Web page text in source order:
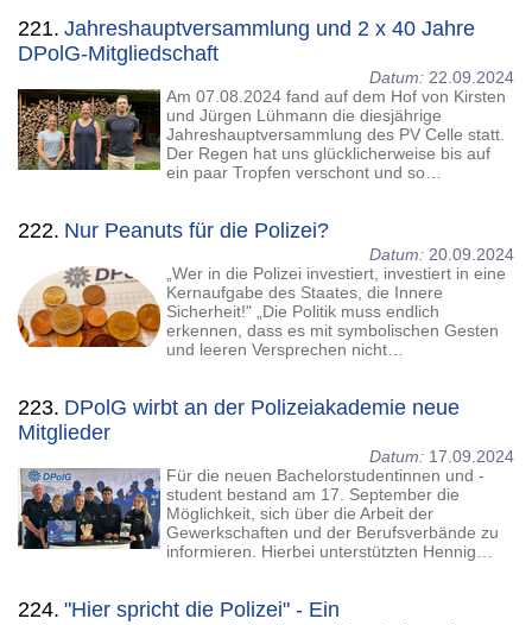
221. Jahreshauptversammlung und 2 x 40 Jahre
DPolG-Mitgliedschaft
Datum: 22.09.2024
Am 07.08.2024 fand auf dem Hof von Kirsten
und Jürgen Lühmann die diesjährige
Jahreshauptversammlung des PV Celle statt.
Der Regen hat uns glücklicherweise bis auf
ein paar Tropfen verschont und so…
222. Nur Peanuts für die Polizei?
Datum: 20.09.2024
„Wer in die Polizei investiert, investiert in eine
Kernaufgabe des Staates, die Innere
Sicherheit!" „Die Politik muss endlich
erkennen, dass es mit symbolischen Gesten
und leeren Versprechen nicht…
223. DPolG wirbt an der Polizeiakademie neue
Mitglieder
Datum: 17.09.2024
Für die neuen Bachelorstudentinnen und -
student bestand am 17. September die
Möglichkeit, sich über die Arbeit der
Gewerkschaften und der Berufsverbände zu
informieren. Hierbei unterstützten Hennig…
224. "Hier spricht die Polizei" - Ein